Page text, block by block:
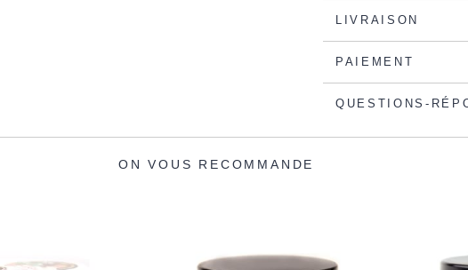
LIVRAISON
PAIEMENT
QUESTIONS-
ON VOUS RECOMMANDE